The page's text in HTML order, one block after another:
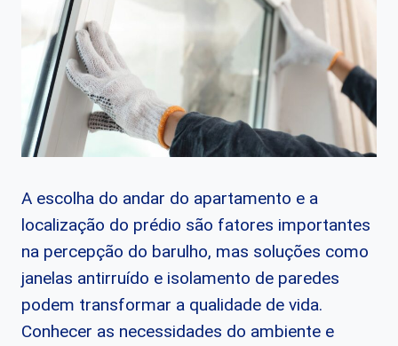
A escolha do andar do apartamento e a
localização do prédio são fatores importantes
na percepção do barulho, mas soluções como
janelas antirruído e isolamento de paredes
podem transformar a qualidade de vida.
Conhecer as necessidades do ambiente e